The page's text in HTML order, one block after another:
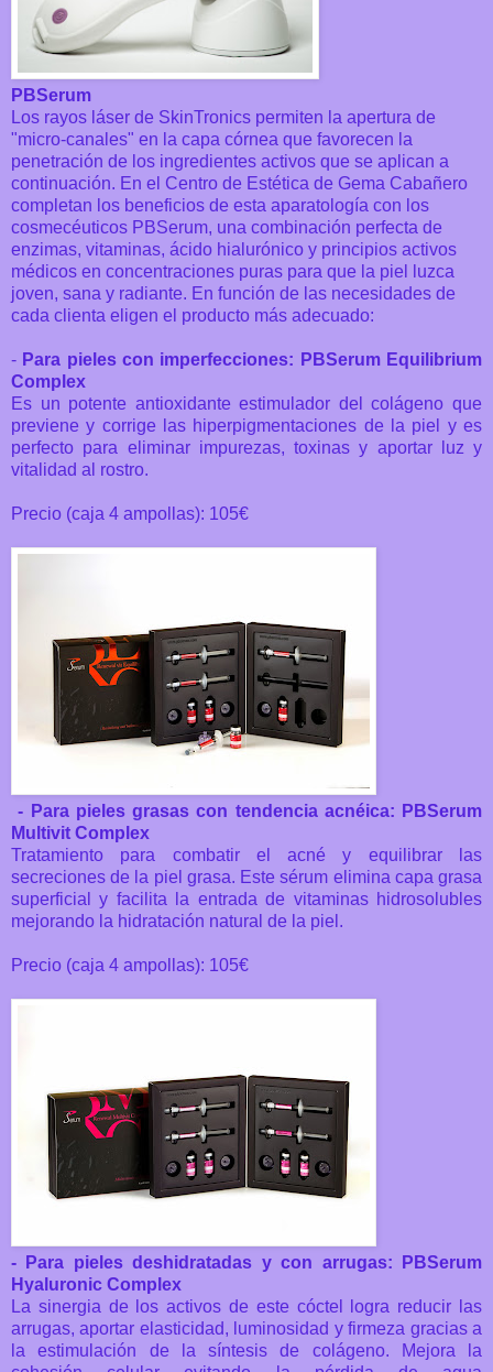
PBSerum
Los rayos láser de SkinTronics permiten la apertura de
"micro-canales" en la capa córnea que favorecen la
penetración de los ingredientes activos que se aplican a
continuación. En el Centro de Estética de Gema Cabañero
completan los beneficios de esta aparatología con los
cosmecéuticos PBSerum, una combinación perfecta de
enzimas, vitaminas, ácido hialurónico y principios activos
médicos en concentraciones puras para que la piel luzca
joven, sana y radiante. En función de las necesidades de
cada clienta eligen el producto más adecuado:
- Para pieles con imperfecciones: PBSerum Equilibrium
Complex
Es un potente antioxidante estimulador del colágeno que
previene y corrige las hiperpigmentaciones de la piel y es
perfecto para eliminar impurezas, toxinas y aportar luz y
vitalidad al rostro.
Precio (caja 4 ampollas): 105€
- Para pieles grasas con tendencia acnéica: PBSerum
Multivit Complex
Tratamiento para combatir el acné y equilibrar las
secreciones de la piel grasa. Este sérum elimina capa grasa
superficial y facilita la entrada de vitaminas hidrosolubles
mejorando la hidratación natural de la piel.
Precio (caja 4 ampollas): 105€
- Para pieles deshidratadas y con arrugas: PBSerum
Hyaluronic Complex
La sinergia de los activos de este cóctel logra reducir las
arrugas, aportar elasticidad, luminosidad y firmeza gracias a
la estimulación de la síntesis de colágeno. Mejora la